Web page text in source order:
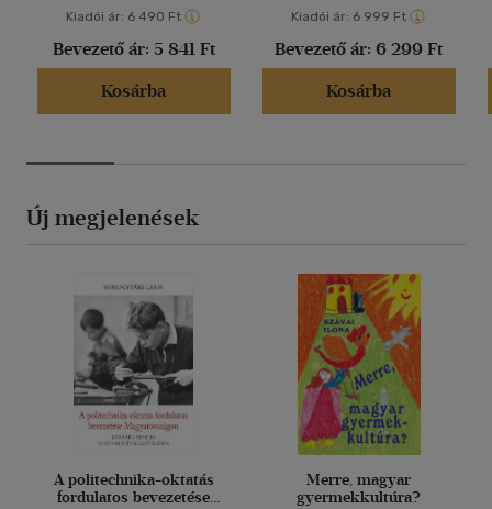
Kiadói ár: 6 490 Ft
Bevezető ár: 5 841 Ft
Kosárba
Kiadói ár: 6 999 Ft
Bevezető ár: 6 299 Ft
Kosárba
Új megjelenések
A politechnika-oktatás
fordulatos bevezetése
Merre, magyar
gyermekkultúra?